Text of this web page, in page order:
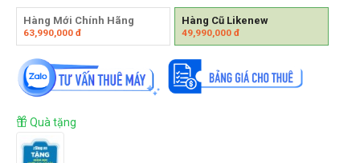
Hàng Mới Chính Hãng
63,990,000 đ
Hàng Cũ Likenew
49,990,000đ
Quà tặng